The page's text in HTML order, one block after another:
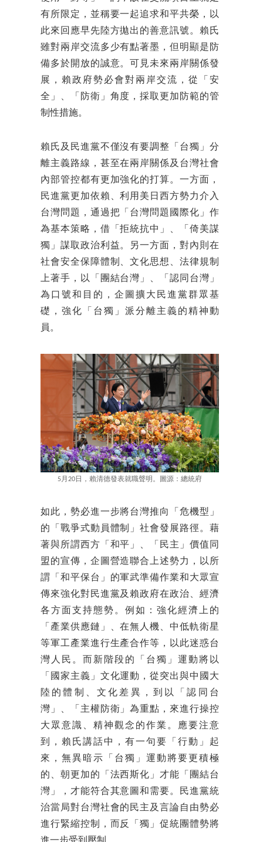
有所限定，並稱要一起追求和平共榮，以
此來回應早先陸方拋出的善意訊號。賴氏
雖對兩岸交流多少有點著墨，但明顯是防
備多於開放的誠意。可見未來兩岸關係發
展，賴政府勢必會對兩岸交流，從「安
全」、「防衛」角度，採取更加防範的管
制性措施。
賴氏及民進黨不僅沒有要調整「台獨」分
離主義路線，甚至在兩岸關係及台灣社會
內部管控都有更加強化的打算。一方面，
民進黨更加依賴、利用美日西方勢力介入
台灣問題，通過把「台灣問題國際化」作
為基本策略，借「拒統抗中」、「倚美謀
獨」謀取政治利益。另一方面，對內則在
社會安全保障體制、文化思想、法律規制
上著手，以「團結台灣」、「認同台灣」
為口號和目的，企圖擴大民進黨群眾基
礎，強化「台獨」派分離主義的精神動
員。
5月20日，賴清德發表就職聲明。圖源：總統府
如此，勢必進一步將台灣推向「危機型」
的「戰爭式動員體制」社會發展路徑。藉
著與所謂西方「和平」、「民主」價值同
盟的宣傳，企圖營造聯合上述勢力，以所
謂「和平保台」的軍武準備作業和大眾宣
傳來強化對民進黨及賴政府在政治、經濟
各方面支持態勢。例如：強化經濟上的
「產業供應鏈」、在無人機、中低軌衛星
等軍工產業進行生產合作等，以此迷惑台
灣人民。而新階段的「台獨」運動將以
「國家主義」文化運動，從突出與中國大
陸的體制、文化差異，到以「認同台
灣」、「主權防衛」為重點，來進行操控
大眾意識、精神觀念的作業。應要注意
到，賴氏講話中，有一句要「行動」起
來，無異暗示「台獨」運動將要更積極
的、朝更加的「法西斯化」才能「團結台
灣」，才能符合其意圖和需要。民進黨統
治當局對台灣社會的民主及言論自由勢必
進行緊縮控制，而反「獨」促統團體勢將